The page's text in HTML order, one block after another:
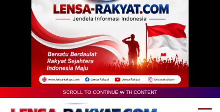
SCROLL TO CONTINUE WITH CONTENT